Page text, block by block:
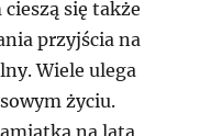
się także
przyjścia na
Wiele ulega
życiu.